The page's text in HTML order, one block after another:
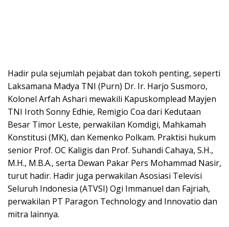
Hadir pula sejumlah pejabat dan tokoh penting, seperti
Laksamana Madya TNI (Purn) Dr. Ir. Harjo Susmoro,
Kolonel Arfah Ashari mewakili Kapuskomplead Mayjen
TNI Iroth Sonny Edhie, Remigio Coa dari Kedutaan
Besar Timor Leste, perwakilan Komdigi, Mahkamah
Konstitusi (MK), dan Kemenko Polkam. Praktisi hukum
senior Prof. OC Kaligis dan Prof. Suhandi Cahaya, S.H.,
M.H., M.B.A., serta Dewan Pakar Pers Mohammad Nasir,
turut hadir. Hadir juga perwakilan Asosiasi Televisi
Seluruh Indonesia (ATVSI) Ogi Immanuel dan Fajriah,
perwakilan PT Paragon Technology and Innovatio dan
mitra lainnya.